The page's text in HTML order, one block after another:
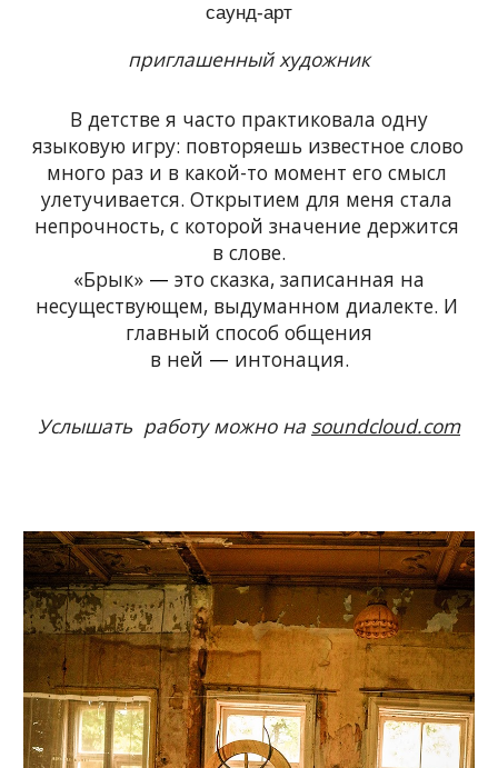
саунд-арт
приглашенный художник
В детстве я часто практиковала одну
языковую игру: повторяешь известное слово
много раз и в какой-то момент его смысл
улетучивается. Открытием для меня стала
непрочность, с которой значение держится
в слове.
«Брык» — это сказка, записанная на
несуществующем, выдуманном диалекте. И
главный способ общения
в ней — интонация.
Услышать  работу можно на soundcloud.com